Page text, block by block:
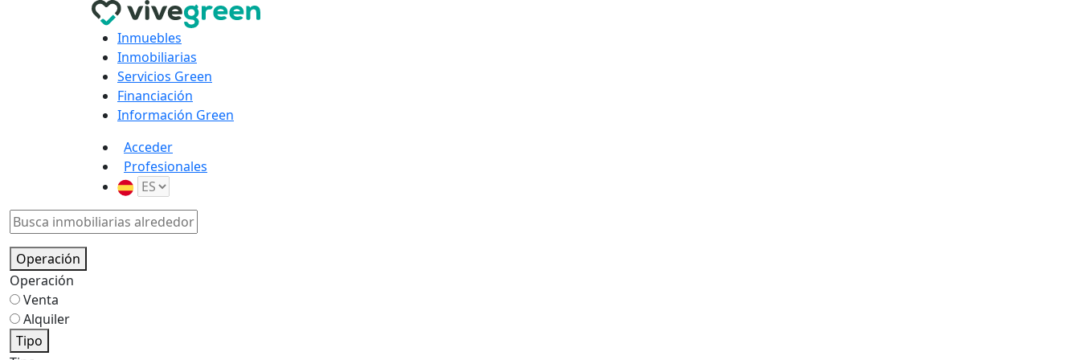
Inmuebles
Inmobiliarias
Servicios Green
Financiación
Información Green
Acceder
Profesionales
Operación
Operación
Venta
Alquiler
Tipo